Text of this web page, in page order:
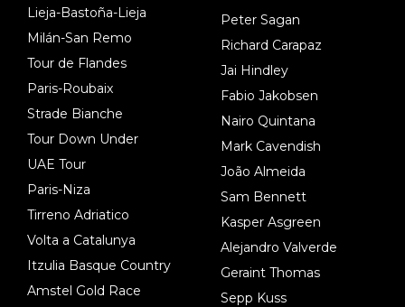
Lieja-Bastoña-Lieja
Milán-San Remo
Tour de Flandes
Paris-Roubaix
Strade Bianche
Tour Down Under
UAE Tour
Paris-Niza
Tirreno Adriatico
Volta a Catalunya
Itzulia Basque Country
Amstel Gold Race
Peter Sagan
Richard Carapaz
Jai Hindley
Fabio Jakobsen
Nairo Quintana
Mark Cavendish
João Almeida
Sam Bennett
Kasper Asgreen
Alejandro Valverde
Geraint Thomas
Sepp Kuss